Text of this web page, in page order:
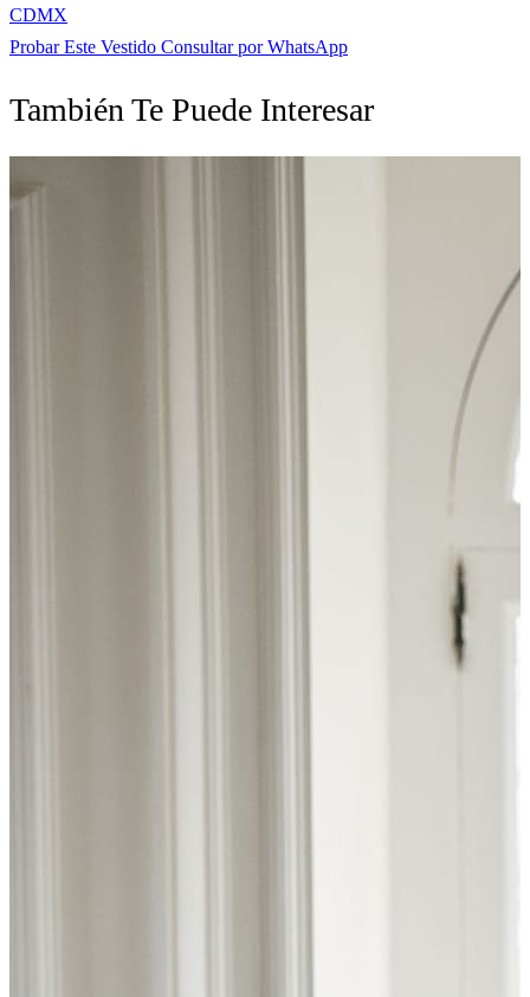
CDMX
Probar Este Vestido Consultar por WhatsApp
También Te Puede Interesar